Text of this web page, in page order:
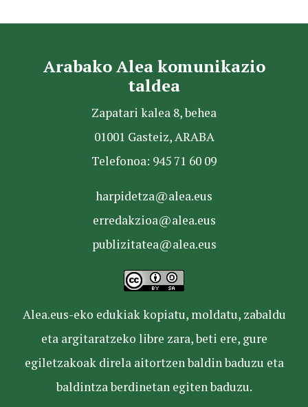
Arabako Alea komunikazio
taldea
Zapatari kalea 8, behea
01001 Gasteiz, ARABA
Telefonoa: 945 71 60 09
harpidetza@alea.eus
erredakzioa@alea.eus
publizitatea@alea.eus
Alea.eus-eko edukiak kopiatu, moldatu, zabaldu
eta argitaratzeko libre zara, beti ere, gure
egiletzakoak direla aitortzen baldin baduzu eta
baldintza berdinetan egiten baduzu.